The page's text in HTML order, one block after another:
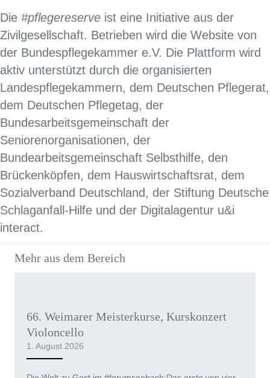
Die #pflegereserve ist eine Initiative aus der
Zivilgesellschaft. Betrieben wird die Website von
der Bundespflegekammer e.V. Die Plattform wird
aktiv unterstützt durch die organisierten
Landespflegekammern, dem Deutschen Pflegerat,
dem Deutschen Pflegetag, der
Bundesarbeitsgemeinschaft der
Seniorenorganisationen, der
Bundearbeitsgemeinschaft Selbsthilfe, den
Brückenköpfen, dem Hauswirtschaftsrat, dem
Sozialverband Deutschland, der Stiftung Deutsche
Schlaganfall-Hilfe und der Digitalagentur u&i
interact.
Mehr aus dem Bereich
66. Weimarer Meisterkurse, Kurskonzert
Violoncello
1. August 2026